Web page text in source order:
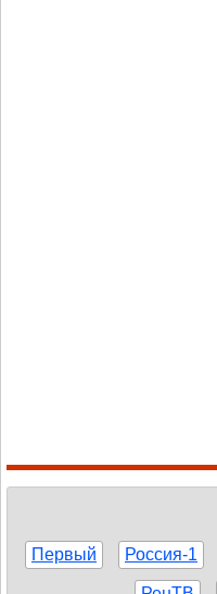
Первый Россия-1